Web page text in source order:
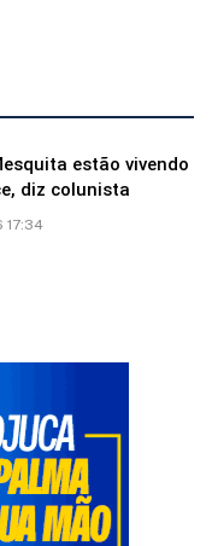
estão vivendo
diz colunista
17:34